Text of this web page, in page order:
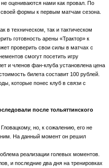
оцениваются нами как провал. По
формы к первым матчам сезона.
в техническом, так и тактическом
готовность арены «Трактор» к
проверить свои силы в матчах с
смогут посетить игру
и членов фан-клуба установлена цена
билета составит 100 рублей.
которые понес клуб в связи с
после тольяттинского
но, к сожалению, его не
На данный момент он решил
реализации голевых моментов.
и последние два дня на тренировках